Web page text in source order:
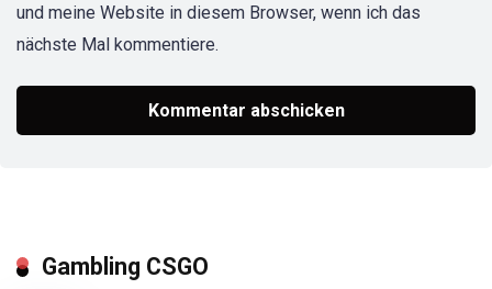
und meine Website in diesem Browser, wenn ich das
nächste Mal kommentiere.
Gambling CSGO